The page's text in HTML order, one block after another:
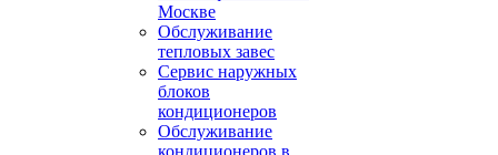
Москве
Обслуживание
тепловых завес
Сервис наружных
блоков
кондиционеров
Обслуживание
кондиционеров в